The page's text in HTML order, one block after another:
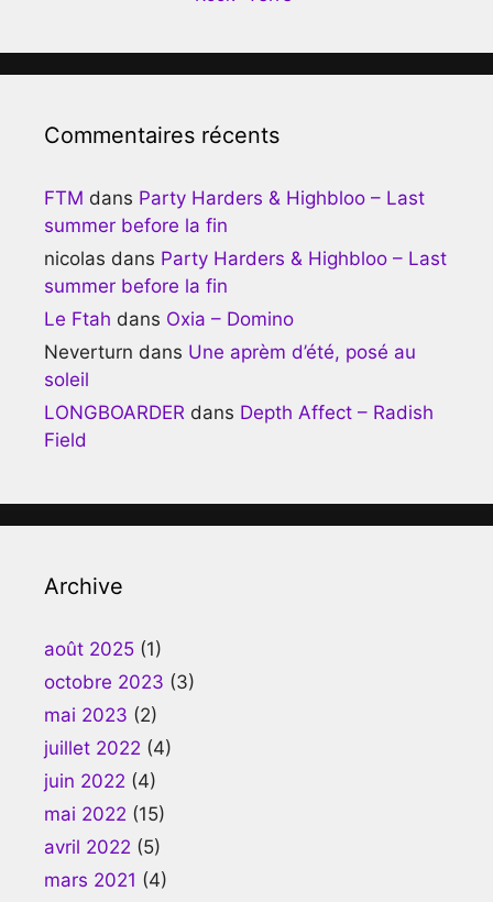
Commentaires récents
FTM dans Party Harders & Highbloo – Last
summer before la fin
nicolas dans Party Harders & Highbloo – Last
summer before la fin
Le Ftah dans Oxia – Domino
Neverturn dans Une aprèm d’été, posé au
soleil
LONGBOARDER dans Depth Affect – Radish
Field
Archive
août 2025 (1)
octobre 2023 (3)
mai 2023 (2)
juillet 2022 (4)
juin 2022 (4)
mai 2022 (15)
avril 2022 (5)
mars 2021 (4)